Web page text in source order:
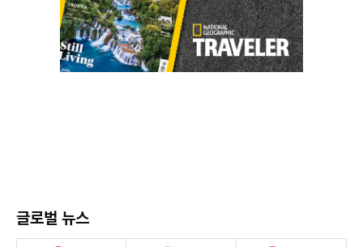
글로벌 뉴스